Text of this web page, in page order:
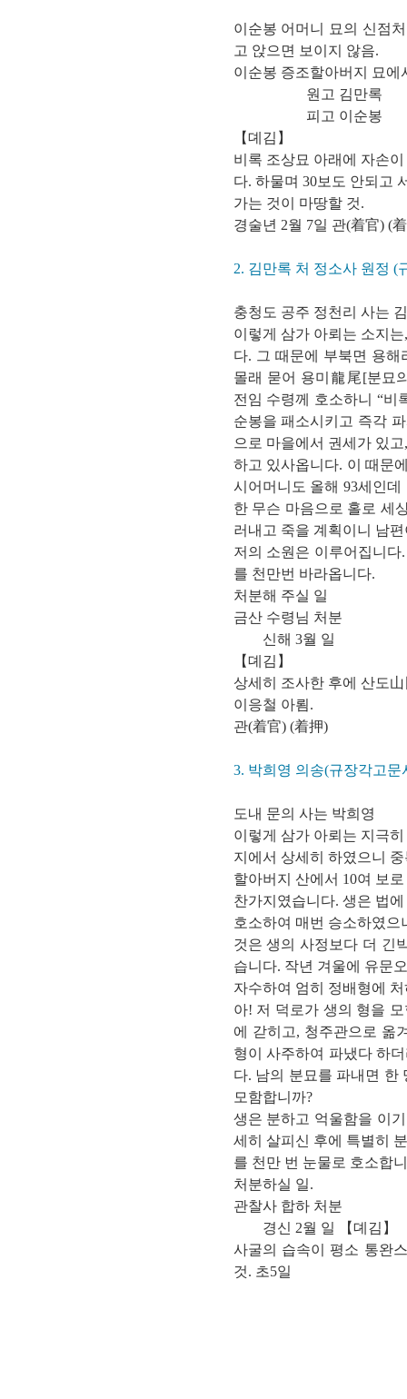
이순봉 어머니 묘의 신점
고 앉으면 보이지 않음.
이순봉 증조할아버지 묘에
원고 김만록
피고 이순봉
【뎨김】
비록 조상묘 아래에 자손
다. 하물며 30보도 안되고
가는 것이 마땅할 것.
경술년 2월 7일 관(着官) (
2. 김만록 처 정소사 원정 (
충청도 공주 정천리 사는
이렇게 삼가 아뢰는 소지
다. 그 때문에 부북면 용
몰래 묻어 용미龍尾[분묘
전임 수령께 호소하니 “
순봉을 패소시키고 즉각
으로 마을에서 권세가 있
하고 있사옵니다. 이 때문
시어머니도 올해 93세인
한 무슨 마음으로 홀로 세
러내고 죽을 계획이니 남
저의 소원은 이루어집니
를 천만번 바라옵니다.
처분해 주실 일
금산 수령님 처분
신해 3월 일
【뎨김】
상세히 조사한 후에 산도
이응철 아룀.
관(着官) (着押)
3. 박희영 의송(규장각고문
도내 문의 사는 박희영
이렇게 삼가 아뢰는 지극
지에서 상세히 하였으니
할아버지 산에서 10여 보
찬가지였습니다. 생은 법
호소하여 매번 승소하였
것은 생의 사정보다 더 긴
습니다. 작년 겨울에 유문
자수하여 엄히 정배형에
아! 저 덕로가 생의 형을
에 갇히고, 청주관으로 옮
형이 사주하여 파냈다 하
다. 남의 분묘를 파내면 한
모함합니까?
생은 분하고 억울함을 이
세히 살피신 후에 특별히
를 천만 번 눈물로 호소합
처분하실 일.
관찰사 합하 처분
경신 2월 일 【뎨김】
사굴의 습속이 평소 통완
것. 초5일